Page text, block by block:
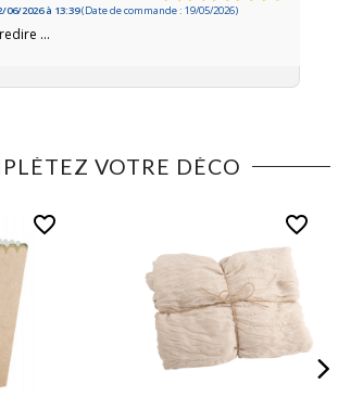
06/2026 à 13:39(Date de commande : 19/05/2026)
...
VOTRE DÉCO
favorite_border favorite_border